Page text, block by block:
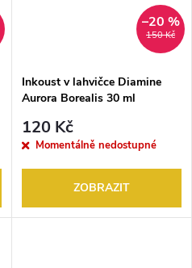
150 Kč
–20 %
Inkoust v lahvičce Diamine
Aurora Borealis 30 ml
120 Kč
Momentálně nedostupné
ZOBRAZIT